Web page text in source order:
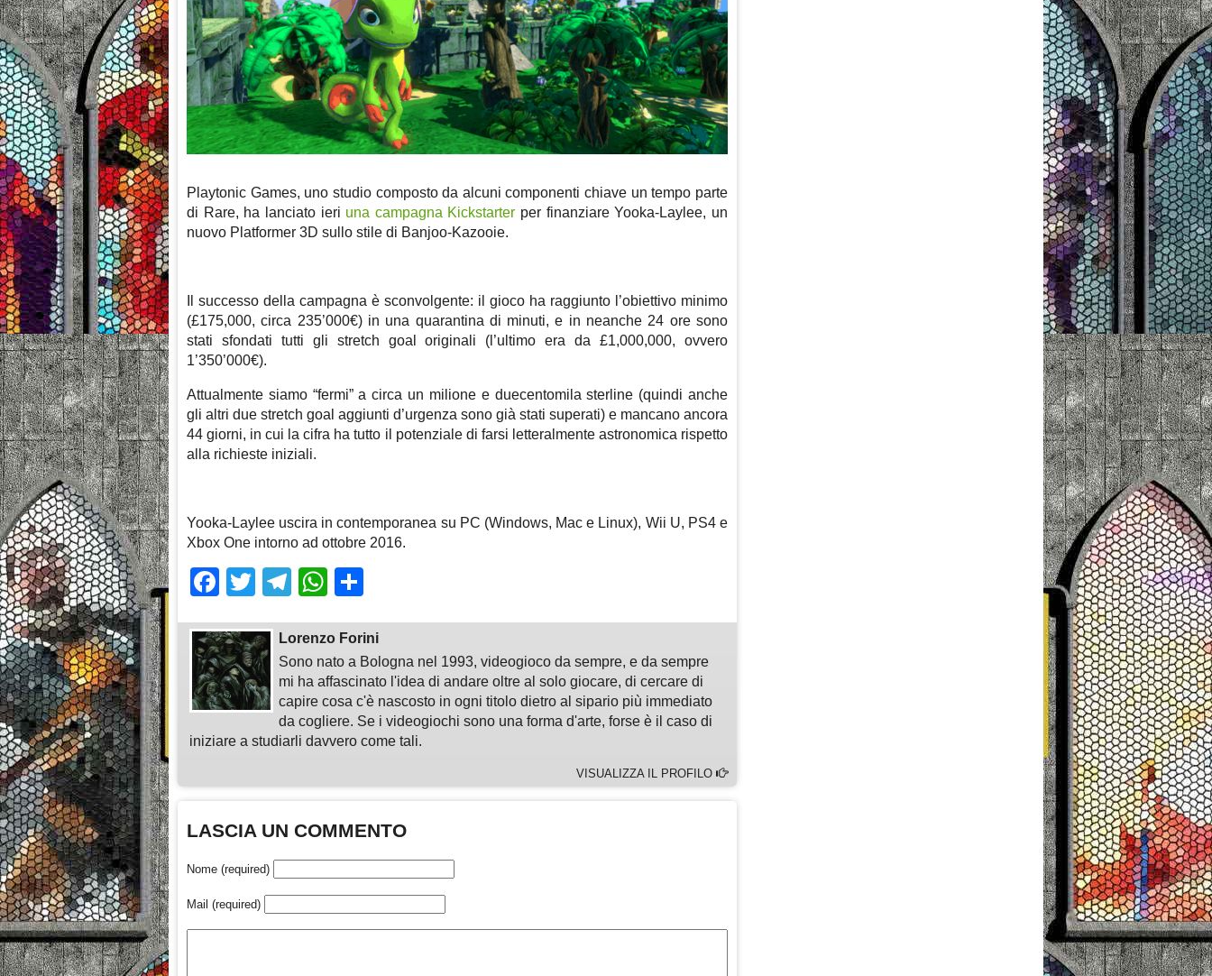
Playtonic Games, uno studio composto da alcuni componenti chiave un tempo parte
di Rare, ha lanciato ieri una campagna Kickstarter per finanziare Yooka-Laylee, un
nuovo Platformer 3D sullo stile di Banjoo-Kazooie.
Il successo della campagna è sconvolgente: il gioco ha raggiunto l’obiettivo minimo
(£175,000, circa 235’000€) in una quarantina di minuti, e in neanche 24 ore sono
stati sfondati tutti gli stretch goal originali (l’ultimo era da £1,000,000, ovvero
1’350’000€).
Attualmente siamo “fermi” a circa un milione e duecentomila sterline (quindi anche
gli altri due stretch goal aggiunti d’urgenza sono già stati superati) e mancano ancora
44 giorni, in cui la cifra ha tutto il potenziale di farsi letteralmente astronomica rispetto
alla richieste iniziali.
Yooka-Laylee uscira in contemporanea su PC (Windows, Mac e Linux), Wii U, PS4 e
Xbox One intorno ad ottobre 2016.
Facebook
TwitterTelegram
WhatsApp
Lorenzo Forini
Sono nato a Bologna nel 1993, videogioco da sempre, e da sempre
mi ha affascinato l'idea di andare oltre al solo giocare, di cercare di
capire cosa c'è nascosto in ogni titolo dietro al sipario più immediato
da cogliere. Se i videogiochi sono una forma d'arte, forse è il caso di
iniziare a studiarli davvero come tali.
VISUALIZZA IL PROFILO
LASCIA UN COMMENTO
Nome (required)
Mail (required)